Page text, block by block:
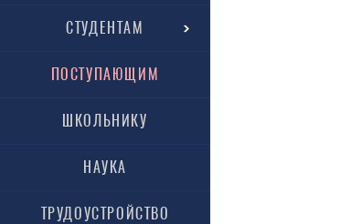
СТУДЕНТАМ
ПОСТУПАЮЩИМ
ШКОЛЬНИКУ
НАУКА
ТРУДОУСТРОЙСТВО